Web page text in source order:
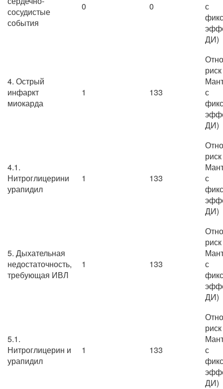
сосудистые
события
0 0
с
ДИ)
4. Острый
инфаркт
миокарда
1 133
с
ДИ)
4.1.
Нитроглицерини
урапидил
1 133
с
ДИ)
5. Дыхательная
недостаточность,
требующая ИВЛ
1 133
с
ДИ)
5.1.
Нитроглицерин и
урапидил
1 133
с
ДИ)